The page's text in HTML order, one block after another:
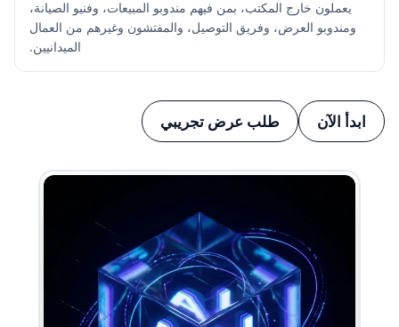
يعملون خارج المكتب، بمن فيهم مندوبو المبيعات، وفنيو الصيانة،
ومندوبو العرض، وفريق التوصيل، والمفتشون وغيرهم من العمال
الميدانيين.
ابدأ الآن طلب عرض تجريبي